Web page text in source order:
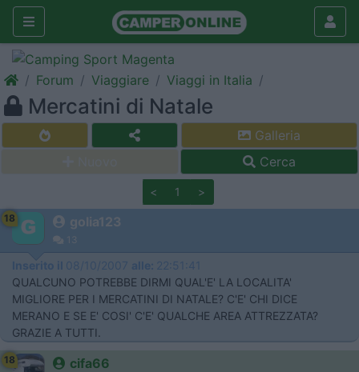
Forum Viaggiare Viaggi in Italia
Mercatini di Natale
Galleria
Cerca
< 1 >
18 golia123
13
Inserito il 08/10/2007 alle: 22:51:41
QUALCUNO POTREBBE DIRMI QUAL'E' LA LOCALITA'
MIGLIORE PER I MERCATINI DI NATALE? C'E' CHI DICE
MERANO E SE E' COSI' C'E' QUALCHE AREA ATTREZZATA?
GRAZIE A TUTTI.
18 cifa66